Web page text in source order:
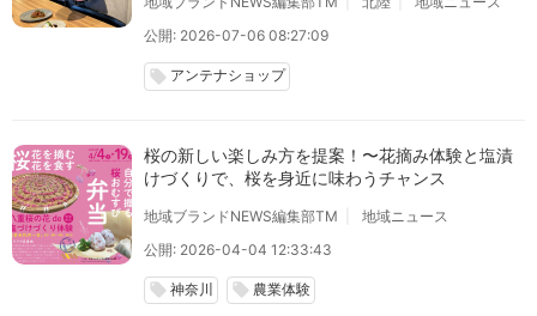
公開: 2026-07-06 08:27:09
local_offer アンテナショップ
桜の新しい楽しみ方を提案！〜花摘み体験と塩漬
けづくりで、桜を身近に味わうチャンス
地域ブランドNEWS編集部TM
地域ニュース
公開: 2026-04-04 12:33:43
local_offer 神奈川 local_offer 農業体験